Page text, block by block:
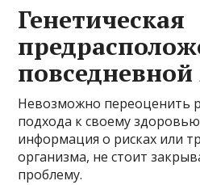
Генетическая
Невозможно переоценить
подхода к своему
информация о рисках или
организма, не стоит
проблему.